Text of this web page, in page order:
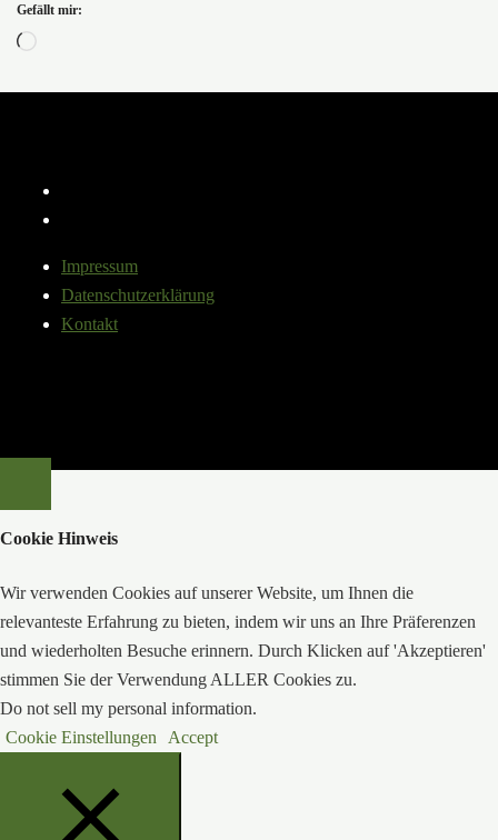
Gefällt mir:
Wird
Impressum
Datenschutzerklärung
Kontakt
Cookie Hinweis
Wir verwenden Cookies auf unserer Website, um Ihnen die
relevanteste Erfahrung zu bieten, indem wir uns an Ihre Präferenzen
und wiederholten Besuche erinnern. Durch Klicken auf 'Akzeptieren'
stimmen Sie der Verwendung ALLER Cookies zu.
Do not sell my personal information.
Cookie Einstellungen
Accept